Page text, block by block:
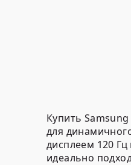
Купить
для
дисплеем 120
идеально